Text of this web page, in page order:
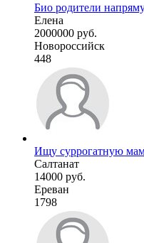
Био родители
Елена
2000000 руб.
Новороссийск
448
Ищу суррогатную
Салтанат
14000 руб.
Ереван
1798